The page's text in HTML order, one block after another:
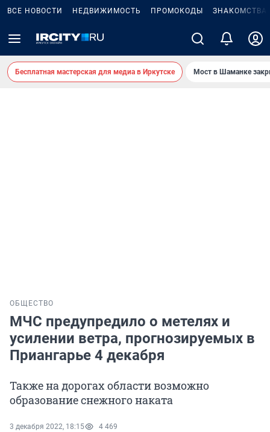
ВСЕ НОВОСТИ НЕДВИЖИМОСТЬ ПРОМОКОДЫ ЗНАКОМСТВА
Бесплатная мастерская для медиа в Иркутске Мост в Шаманке
ОБЩЕСТВО
МЧС предупредило о метелях и
усилении ветра, прогнозируемых в
Приангарье 4 декабря
Также на дорогах области возможно
образование снежного наката
3 декабря 2022, 18:15 4 469